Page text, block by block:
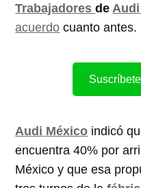
Trabajadoresde Audi
acuerdo cuanto antes.
Audi México indicó
encuentra 40% por
México y que esa